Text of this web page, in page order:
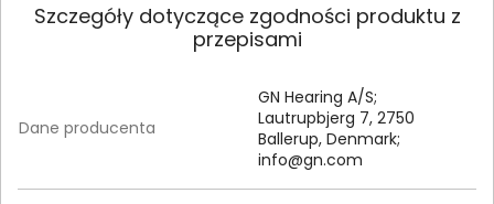
Szczegóły dotyczące zgodności produktu z
przepisami
Dane producenta
GN Hearing A/S;
Lautrupbjerg 7, 2750
Ballerup, Denmark;
info@gn.com